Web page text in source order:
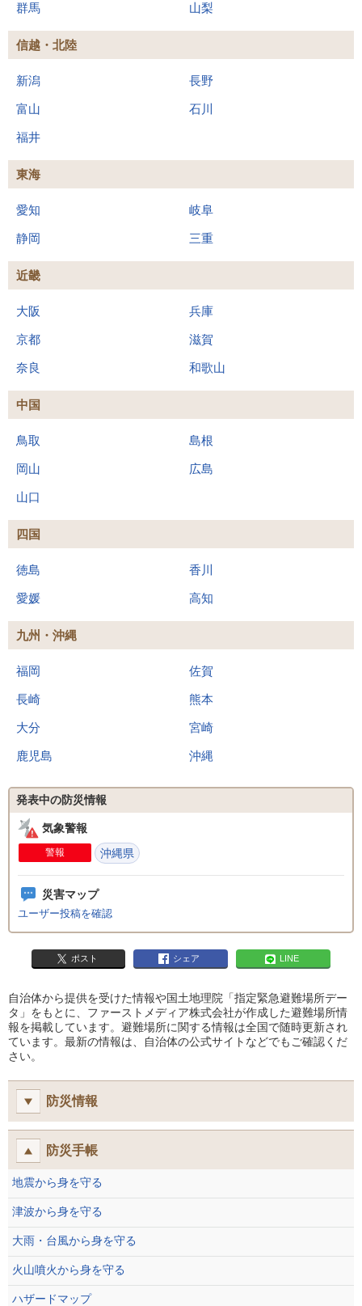
群馬 山梨
信越・北陸
新潟 長野
富山 石川
福井
東海
愛知 岐阜
静岡 三重
近畿
大阪 兵庫
京都 滋賀
奈良 和歌山
中国
鳥取 島根
岡山 広島
山口
四国
徳島 香川
愛媛 高知
九州・沖縄
福岡 佐賀
長崎 熊本
大分 宮崎
鹿児島 沖縄
発表中の防災情報
気象警報
警報 沖縄県
災害マップ
ユーザー投稿を確認
ポスト シェア LINE
自治体から提供を受けた情報や国土地理院「指定緊急避難場所デー
タ」をもとに、ファーストメディア株式会社が作成した避難場所情
報を掲載しています。避難場所に関する情報は全国で随時更新され
ています。最新の情報は、自治体の公式サイトなどでもご確認くだ
さい。
防災情報
防災手帳
地震から身を守る
津波から身を守る
大雨・台風から身を守る
火山噴火から身を守る
ハザードマップ